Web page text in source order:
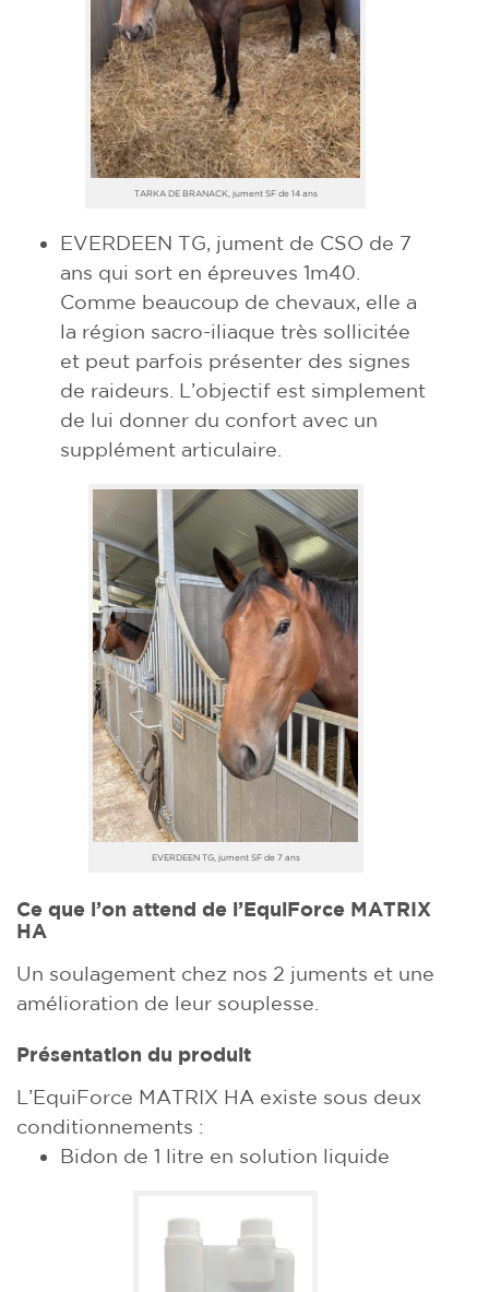
TARKA DE BRANACK, jument SF de 14 ans
EVERDEEN TG, jument de CSO de 7
ans qui sort en épreuves 1m40.
Comme beaucoup de chevaux, elle a
la région sacro-iliaque très sollicitée
et peut parfois présenter des signes
de raideurs. L’objectif est simplement
de lui donner du confort avec un
supplément articulaire.
EVERDEEN TG, jument SF de 7 ans
Ce que l’on attend de l’EquiForce MATRIX
HA
Un soulagement chez nos 2 juments et une
amélioration de leur souplesse.
Présentation du produit
L’EquiForce MATRIX HA existe sous deux
conditionnements :
Bidon de 1 litre en solution liquide